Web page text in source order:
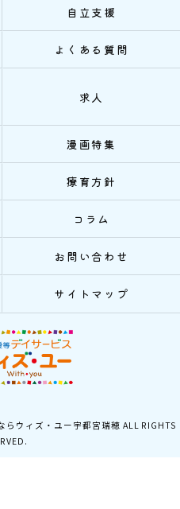
自立支援
よくある質問
求人
漫画特集
療育方針
コラム
お問い合わせ
サイトマップ
ウィズ・ユー宇都宮瑞穂 ALL RIGHTS